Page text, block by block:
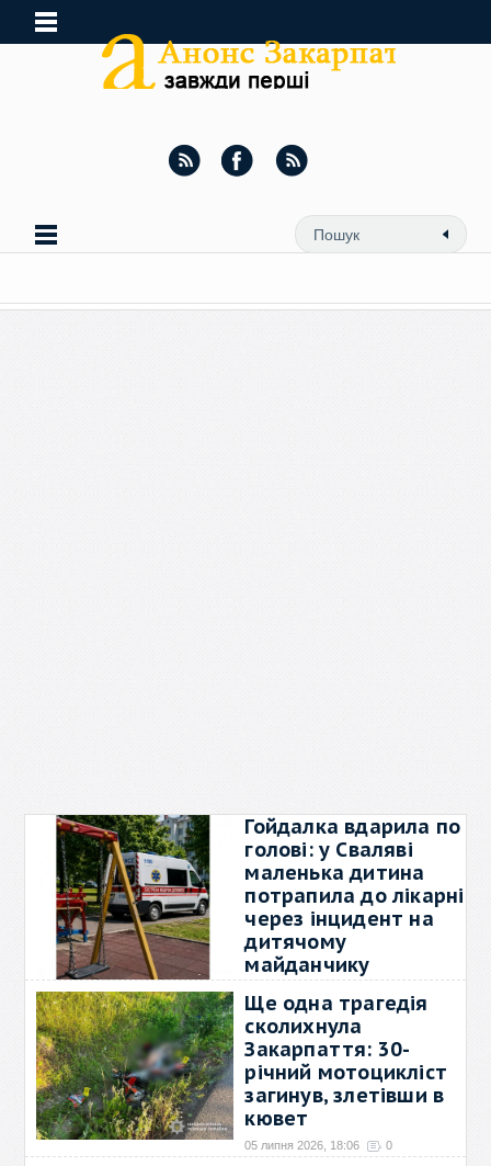
Гойдалка вдарила по
голові: у Сваляві
маленька дитина
потрапила до лікарні
через інцидент на
дитячому
майданчику
У Сваляві бригада екстреної
медичної допомоги→
Ще одна трагедія
сколихнула
Закарпаття: 30-
річний мотоцикліст
загинув, злетівши в
кювет
05 липня 2026, 18:06 0